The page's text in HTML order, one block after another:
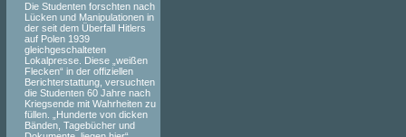
Die Studenten forschten nach
Lücken und Manipulationen in
der seit dem Überfall Hitlers
auf Polen 1939
gleichgeschalteten
Lokalpresse. Diese „weißen
Flecken“ in der offiziellen
Berichterstattung, versuchten
die Studenten 60 Jahre nach
Kriegsende mit Wahrheiten zu
füllen. „Hunderte von dicken
Bänden, Tagebücher und